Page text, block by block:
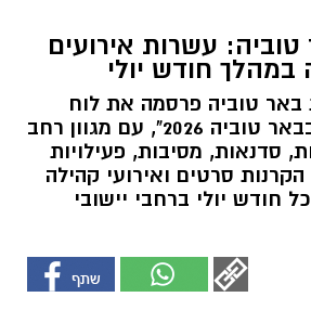
עשרות אירועים
חודש יולי
באר טוביה פרסמה את לוח
אירועי "קיץ חם בבאר טוביה 2026", עם מגוון רחב
סדנאות, מסיבות, פעילויות
סרטים ואירועי קהילה
חודש יולי ברחבי יישובי